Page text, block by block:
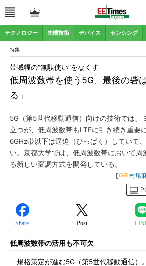
テクノロジー 先端技術 デバイス センシング
特集
低周波数帯を使う5G、最後の砦
る」
帯域幅の“無駄使い”をなくす
5G（第5世代移動通信）向けの技術では、
立つが、低周波数帯もLTEに引き続き重要
6GHz帯以下は逼迫（ひっぱく）していて
い。京都大学では、低周波数帯において周
る新しい変調方式を開発している。
[ 村尾
Share Post
低周波数帯の活用も不可欠
規格策定が進む5G（第5世代移動通信）